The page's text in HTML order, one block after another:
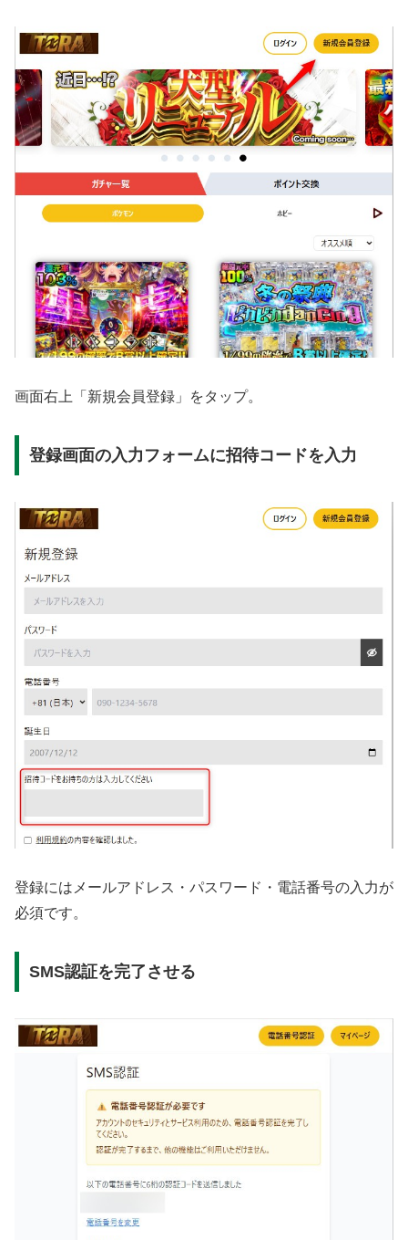
画面右上「新規会員登録」をタップ。
登録画面の入力フォームに招待コードを入力
登録にはメールアドレス・パスワード・電話番号の入力が
必須です。
SMS認証を完了させる